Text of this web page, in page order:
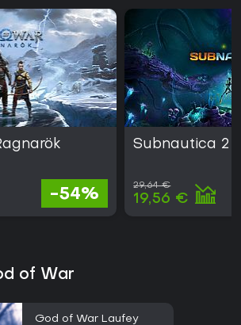
-54%
Subnautica 2
29,64 €
19,56 €
of War
God of War Laufey